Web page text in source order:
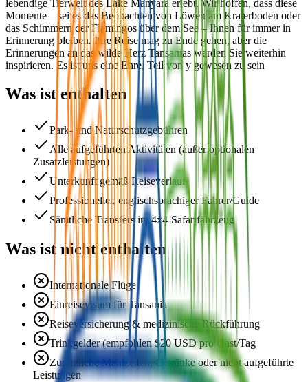
lebendige Tierwelt des Lake Manyara erlebt. Wir hoffen, dass diese
Momente – sei es das Beobachten von Löwen am Kraterboden oder
das Schimmern der Flamingos über dem See – Ihnen für immer in
Erinnerung bleiben. Ihre Reise mag zu Ende gehen, aber die
Erinnerungen an das wilde Herz Tansanias werden Sie weiterhin
inspirieren. Es ist uns eine Ehre, Teil von y gewesen zu sein
Was ist enthalten
Park- und Naturschutzgebühren
Alle aufgeführten Aktivitäten (außer optionalen
Zusatzleistungen)
Unterkunft gemäß Reiseverlauf
Professioneller, englischsprachiger Fahrer/Guide
Sämtliche Transfers im 4x4-Safarifahrzeug
Was ist nicht enthalten
Internationale Flüge
Einreisevisum für Tansania
Reiseversicherung & medizinische Rückführung
Trinkgelder (empfohlen $20 USD pro Gast/Tag
Zusätzliche Mahlzeiten, Getränke oder nicht aufgeführte
Leistungen